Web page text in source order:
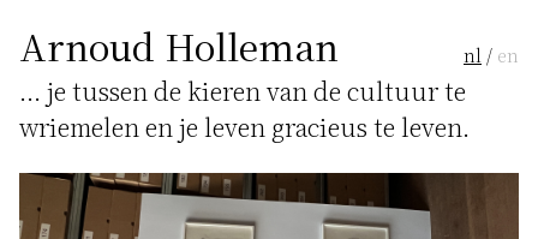
Arnoud Holleman
... je tussen de kieren van de cultuur te
wriemelen en je leven gracieus te leven.
nl / en